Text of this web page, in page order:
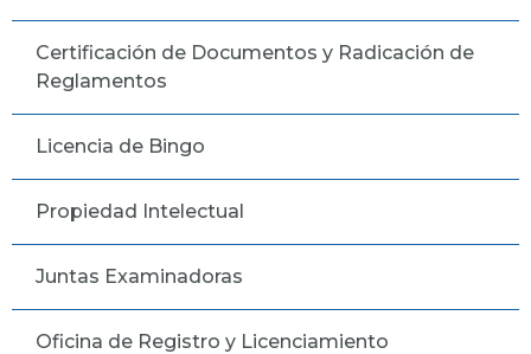
Certificación de Documentos y Radicación de
Reglamentos
Licencia de Bingo
Propiedad Intelectual
Juntas Examinadoras
Oficina de Registro y Licenciamiento